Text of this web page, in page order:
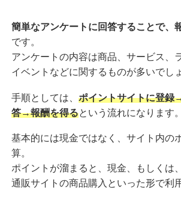
簡単なアンケートに回答することで、
です。
アンケートの内容は商品、サービス、
イベントなどに関するものが多いでし
手順としては、 ポイントサイトに登録
答→報酬を得るという流れになります。
基本的には現金ではなく、サイト内の
算。
ポイントが溜まると、現金、もしくは
通販サイトの商品購入といった形で利